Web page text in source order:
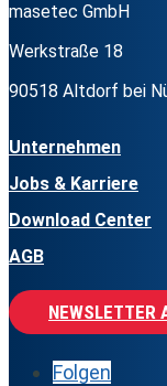
masetec GmbH
Werkstraße 18
90518 Altdorf bei
Unternehmen
Jobs & Karriere
Download Center
AGB
NEWSLETTER
Folgen